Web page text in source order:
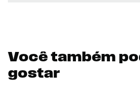
Você também
gostar